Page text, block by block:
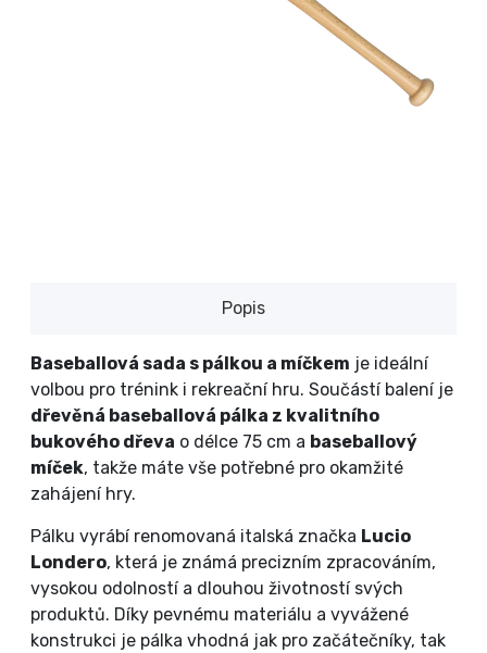
Popis
Baseballová sada s pálkou a míčkem je ideální
volbou pro trénink i rekreační hru. Součástí balení je
dřevěná baseballová pálka z kvalitního
bukového dřeva o délce 75 cm a baseballový
míček, takže máte vše potřebné pro okamžité
zahájení hry.
Pálku vyrábí renomovaná italská značka Lucio
Londero, která je známá precizním zpracováním,
vysokou odolností a dlouhou životností svých
produktů. Díky pevnému materiálu a vyvážené
konstrukci je pálka vhodná jak pro začátečníky, tak